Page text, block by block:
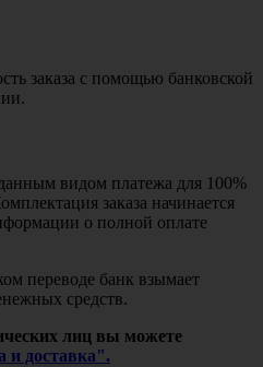
заказа с помощью банковской
видом платежа для 100%
заказа начинается
о полной оплате
переводе банк взымает
средств.
лиц вы можете
и доставка".